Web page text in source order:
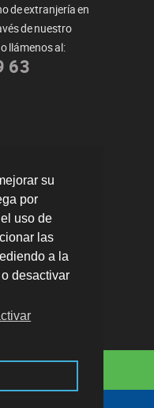
su
por
uso de
las
a la
desactivar
de extranjería en
de nuestro
llámenos al:
63
588
con mis papeles de
/10
·Aviso legal ·
de privacidad